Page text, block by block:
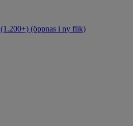
(1.200+) (öppnas i ny flik)